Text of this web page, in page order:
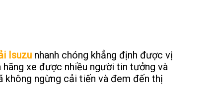
Isuzu nhanh chóng khẳng định được vị
xe được nhiều người tin tưởng và
không ngừng cải tiến và đem đến thị